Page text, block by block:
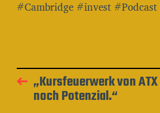
#Cambridge #invest #Podcast
„Kursfeuerwerk von
noch Potenzial.“